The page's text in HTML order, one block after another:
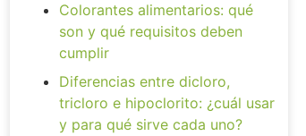
Colorantes alimentarios: qué
son y qué requisitos deben
cumplir
Diferencias entre dicloro,
tricloro e hipoclorito: ¿cuál usar
y para qué sirve cada uno?